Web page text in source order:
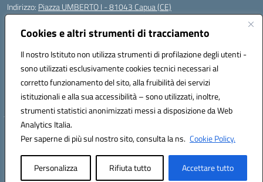
Cookies e altri strumenti di tracciamento
Il nostro Istituto non utilizza strumenti di profilazione degli utenti -
sono utilizzati esclusivamente cookies tecnici necessari al
corretto funzionamento del sito, alla fruibilità dei servizi
istituzionali e alla sua accessibilità – sono utilizzati, inoltre,
strumenti statistici anonimizzati messi a disposizione da Web
Analytics Italia.
Per saperne di più sul nostro sito, consulta la ns. Cookie Policy.
Personalizza Rifiuta tutto Accettare tutto
Indirizzo: Piazza UMBERTO I - 81043 Capua (CE)
Centralino:
Posta elettronica certificata (PEC):cepm03000d@pec.istruzione.it
Codice fiscale: 93034560610
Codice meccanografico:CEPM03000D
Codice Indice delle Pubbliche Amministrazioni (IPA): istsc_cepm03000d
Codice unico di fatturazione (CUF): UF7IYN
Hosting & Powered by 3D Solution S.r.l.
Concept & Design by Designers Italia